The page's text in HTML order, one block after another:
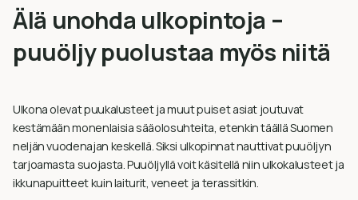
Älä unohda ulkopintoja –
puuöljy puolustaa myös niitä
Ulkona olevat puukalusteet ja muut puiset asiat joutuvat
kestämään monenlaisia sääolosuhteita, etenkin täällä Suomen
neljän vuodenajan keskellä. Siksi ulkopinnat nauttivat puuöljyn
tarjoamasta suojasta. Puuöljyllä voit käsitellä niin ulkokalusteet ja
ikkunapuitteet kuin laiturit, veneet ja terassitkin.